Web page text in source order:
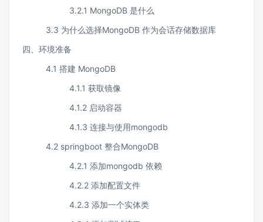
3.2.1 MongoDB 是什么
3.3 为什么选择MongoDB 作为会话存储数据库
四、环境准备
4.1 搭建 MongoDB
4.1.1 获取镜像
4.1.2 启动容器
4.1.3 连接与使用mongodb
4.2 springboot 整合MongoDB
4.2.1 添加mongodb 依赖
4.2.2 添加配置文件
4.2.3 添加一个实体类